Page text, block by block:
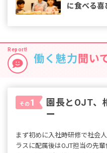
育みます。
に食べる喜
しない「おもいっきり給食
い物からカレーづくりまで
ます。
働く魅力 聞い
その1
園長とOJT、
ー
まず初めに入社時研修で社会
ラスに配属後はOJT担当の先